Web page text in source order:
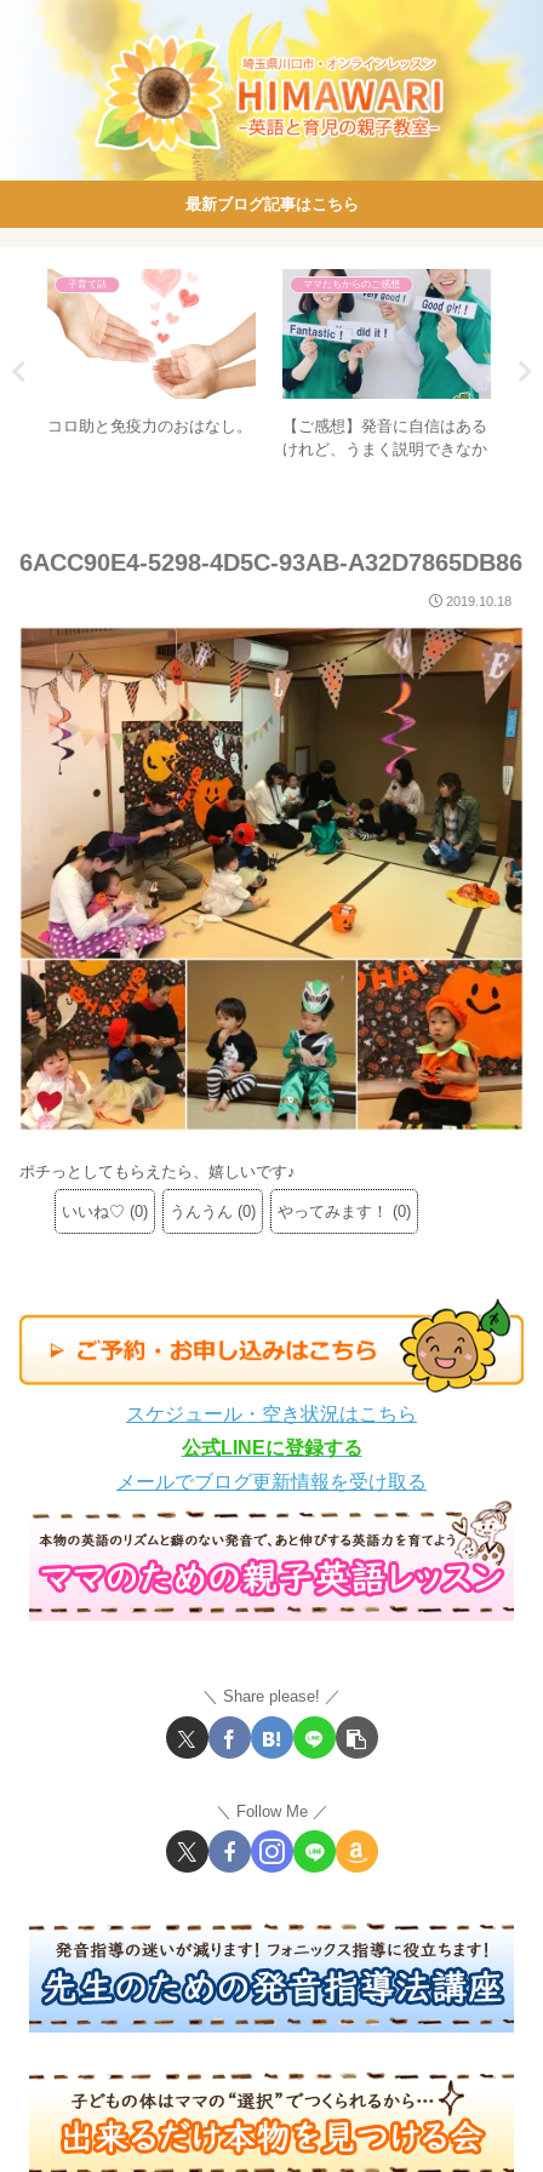
最新ブログ記事はこちら
子育て話
コロ助と免疫力のおはなし。
ママたちからのご感想
【ご感想】発音に自信はある
けれど、うまく説明できなか
6ACC90E4-5298-4D5C-93AB-A32D7865DB86
2019.10.18
ポチっとしてもらえたら、嬉しいです♪
いいね♡ (0) うんうん (0) やってみます！ (0)
スケジュール・空き状況はこちら
公式LINEに登録する
メールでブログ更新情報を受け取る
Share please!
Follow Me